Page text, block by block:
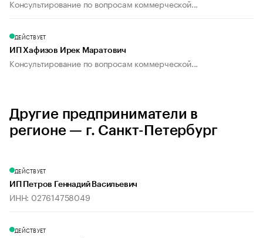
Консультирование по вопросам коммерческой...
ДЕЙСТВУЕТ
ИП Хафизов Ирек Маратович
Консультирование по вопросам коммерческой...
Другие предприниматели в
регионе — г. Санкт-Петербург
ДЕЙСТВУЕТ
ИП Петров Геннадий Васильевич
ИНН: 027614758049
ДЕЙСТВУЕТ